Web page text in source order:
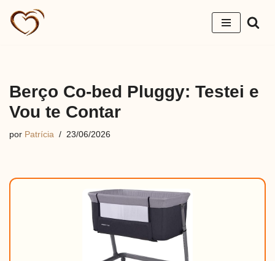
Pular
Berço Co-bed Pluggy: Testei e
Vou te Contar
por Patrícia 23/06/2026